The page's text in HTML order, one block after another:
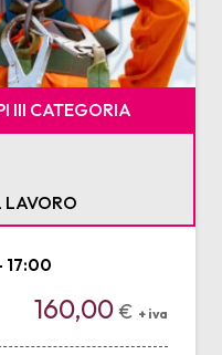
III CATEGORIA
LAVORO
17:00
160,00€ + iva